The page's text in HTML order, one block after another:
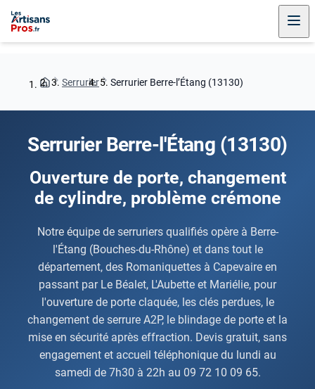
Serrurier Serrurier Berre-l’Étang (13130)
Serrurier Berre-l'Étang (13130)
Ouverture de porte, changement
de cylindre, problème crémone
Notre équipe de serruriers qualifiés opère à Berre-
l'Étang (Bouches-du-Rhône) et dans tout le
département, des Romaniquettes à Capevaire en
passant par Le Béalet, L'Aubette et Mariélie, pour
l'ouverture de porte claquée, les clés perdues, le
changement de serrure A2P, le blindage de porte et la
mise en sécurité après effraction. Devis gratuit, sans
engagement et accueil téléphonique du lundi au
samedi de 7h30 à 22h au 09 72 10 09 65.